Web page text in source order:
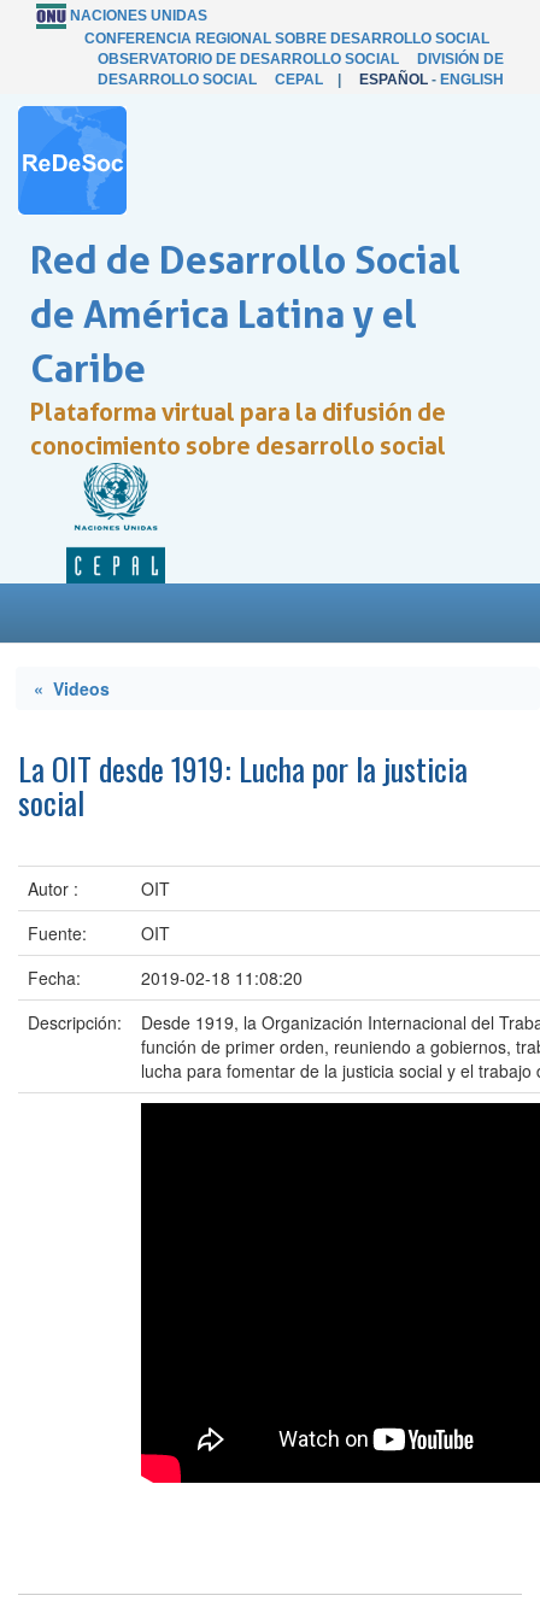
NACIONES UNIDAS
CONFERENCIA REGIONAL SOBRE DESARROLLO SOCIAL
OBSERVATORIO DE DESARROLLO SOCIAL
DIVISIÓN DE
DESARROLLO SOCIAL
CEPAL ESPAÑOL - ENGLISH
Red de Desarrollo Social
de América Latina y el
Caribe
Plataforma virtual para la difusión de
conocimiento sobre desarrollo social
« Videos
La OIT desde 1919: Lucha por la justicia
social
Autor :
OIT
Fuente:
OIT
Fecha:
2019-02-18 11:08:20
Descripción:
Desde 1919, la Organización Internacional del
función de primer orden, reuniendo a gobiernos,
lucha para fomentar de la justicia social y el